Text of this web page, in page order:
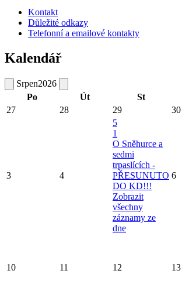
Kontakt
Důležité odkazy
Telefonní a emailové kontakty
Kalendář
Srpen2026
Po
Út St
27
28 29 30
3 4
5
1
O Sněhurce a
sedmi
trpaslících -
PŘESUNUTO
DO KD!!!
Zobrazit
všechny
záznamy ze
dne
6
10 11 12 13